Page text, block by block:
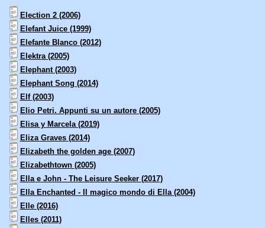
Election 2 (2006)
Elefant Juice (1999)
Elefante Blanco (2012)
Elektra (2005)
Elephant (2003)
Elephant Song (2014)
Elf (2003)
Elio Petri. Appunti su un autore (2005)
Elisa y Marcela (2019)
Eliza Graves (2014)
Elizabeth the golden age (2007)
Elizabethtown (2005)
Ella e John - The Leisure Seeker (2017)
Ella Enchanted - Il magico mondo di Ella (2004)
Elle (2016)
Elles (2011)